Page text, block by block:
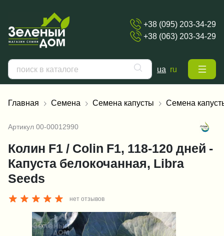
+38 (095) 203-34-29
+38 (063) 203-34-29
ua ru
Главная Семена Семена капусты Семена
Артикул 00-00012990
Колин F1 / Colin F1, 118-120 дней -
Капуста белокочанная, Libra
Seeds
нет отзывов